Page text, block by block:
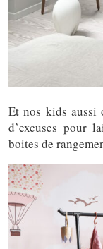
Et nos kids aussi
d’excuses pour
boites de